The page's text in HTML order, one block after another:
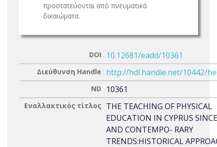
προστατεύονται από πνευματικά
δικαιώματα.
DOI 10.12681/eadd/10361
Διεύθυνση Handle http://hdl.handle.net/10442/
ND 10361
Εναλλακτικός τίτλος THE TEACHING OF PHYSICAL
EDUCATION IN CYPRUS
AND CONTEMPO- RARY
TRENDS:HISTORICAL